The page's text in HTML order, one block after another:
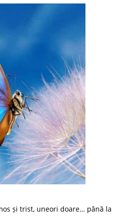
și trist, uneori doare… până la